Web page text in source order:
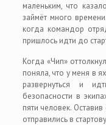
маленьким, что
займёт много
когда командор
пришлось идти до
Когда «Чип»
поняла, что у меня в
развернуться и
безопасности в
пяти человек.
отправились в